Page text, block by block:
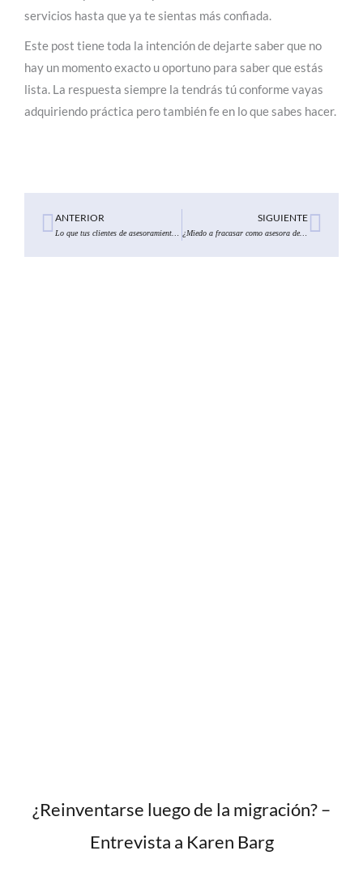
servicios hasta que ya te sientas más confiada.
Este post tiene toda la intención de dejarte saber que no
hay un momento exacto u oportuno para saber que estás
lista. La respuesta siempre la tendrás tú conforme vayas
adquiriendo práctica pero también fe en lo que sabes hacer.
Ant
ANTERIOR SIGUIENTE
¿Miedo a fracasar como asesora de imagen?
¿Reinventarse luego de la migración? –
Entrevista a Karen Barg